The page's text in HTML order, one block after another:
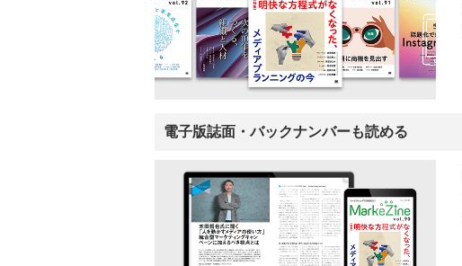
電子版誌面・バックナンバーも読める